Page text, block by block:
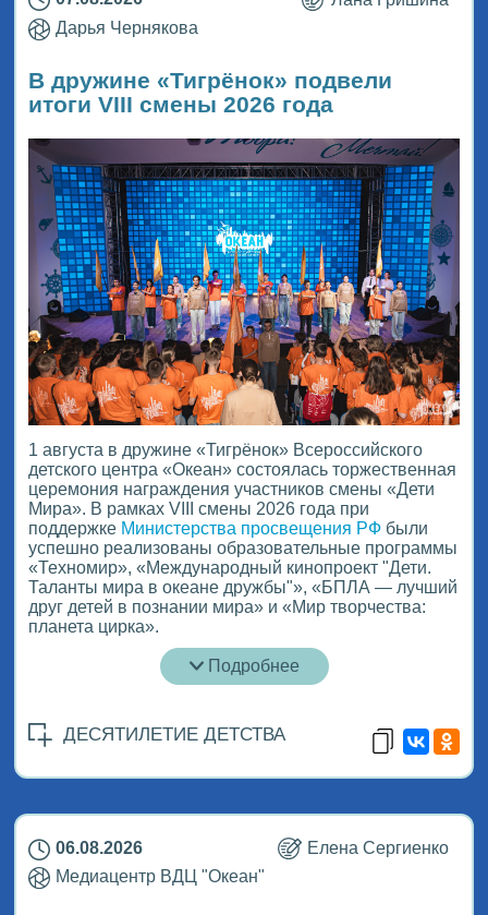
Дарья Чернякова
В дружине «Тигрёнок» подвели
итоги VIII смены 2026 года
1 августа в дружине «Тигрёнок» Всероссийского
детского центра «Океан» состоялась торжественная
церемония награждения участников смены «Дети
Мира». В рамках VIII смены 2026 года при
поддержке Министерства просвещения РФ были
успешно реализованы образовательные программы
«Техномир», «Международный кинопроект "Дети.
Таланты мира в океане дружбы"», «БПЛА — лучший
друг детей в познании мира» и «Мир творчества:
планета цирка».
Подробнее
ДЕСЯТИЛЕТИЕ ДЕТСТВА
06.08.2026
Елена Сергиенко
Медиацентр ВДЦ "Океан"